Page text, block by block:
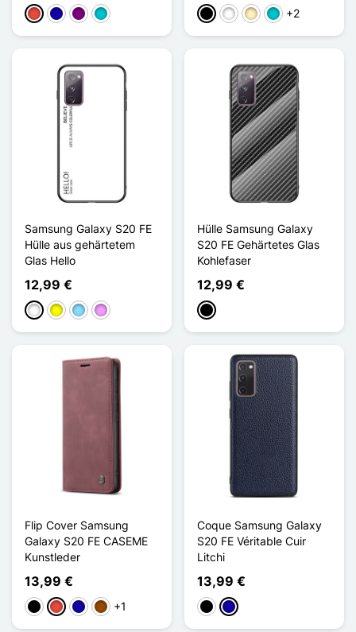
Rot Dunkelblau
ViolettTürkis Schwarz
WeißGoldenTürkis
+2
Samsung Galaxy S20 FE
Hülle aus gehärtetem
Glas Hello
12,99 €
WeißGelbHellblauHellviolett
Hülle Samsung Galaxy
S20 FE Gehärtetes Glas
Kohlefaser
12,99 €
Schwarz
Flip Cover Samsung
Galaxy S20 FE CASEME
Kunstleder
13,99 €
Schwarz
Rot Dunkelblau
Braun
+1
Coque Samsung Galaxy
S20 FE Véritable Cuir
Litchi
13,99 €
SchwarzDunkelblau